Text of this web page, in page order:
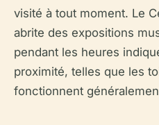
visité à tout moment. Le
abrite des expositions
pendant les heures
proximité, telles que les
fonctionnent